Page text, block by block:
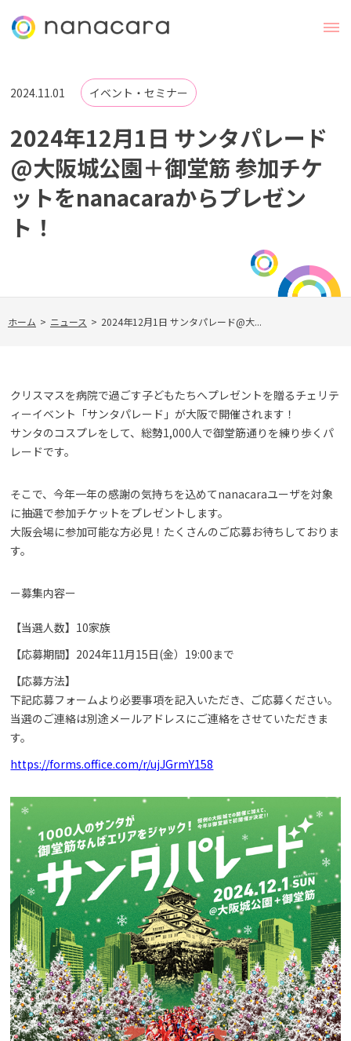
2024.11.01 イベント・セミナー
2024年12月1日 サンタパレード
@大阪城公園＋御堂筋 参加チケ
ットをnanacaraからプレゼン
ト！
ホーム > ニュース > 2024年12月1日 サンタパレード@大...
クリスマスを病院で過ごす子どもたちへプレゼントを贈るチェリテ
ィーイベント「サンタパレード」が大阪で開催されます！
サンタのコスプレをして、総勢1,000人で御堂筋通りを練り歩くパ
レードです。
そこで、今年一年の感謝の気持ちを込めてnanacaraユーザを対象
に抽選で参加チケットをプレゼントします。
大阪会場に参加可能な方必見！たくさんのご応募お待ちしておりま
す。
ー募集内容ー
【当選人数】10家族
【応募期間】2024年11月15日(金）19:00まで
【応募方法】
下記応募フォームより必要事項を記入いただき、ご応募ください。
当選のご連絡は別途メールアドレスにご連絡をさせていただきま
す。
https://forms.office.com/r/ujJGrmY158